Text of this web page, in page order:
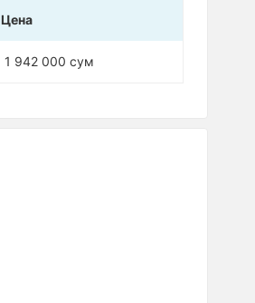
Цена
1 942 000 сум